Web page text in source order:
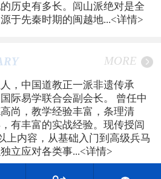
历史有多长。闾山派绝对是全
于先秦时期的闽越地...<详情>
MORE
，中国道教正一派非遗传承
际易学联合会副会长。 曾任中
尚，教学经验丰富，条理清
有丰富的实战经验。现传授闾
上内容，从基础入门到高级兵马
立应对各类事...<详情>